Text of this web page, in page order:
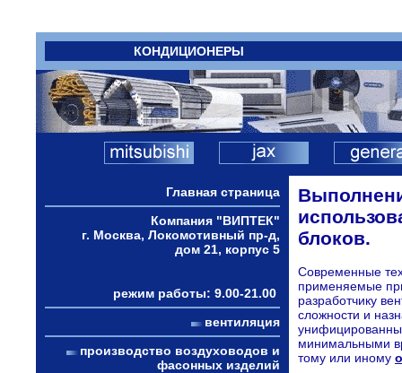
КОНДИЦИОНЕРЫ
Главная страница
Компания "ВИПТЕК"
г. Москва, Локомотивный пр-д,
дом 21, корпус 5
режим работы: 9.00-21.00
вентиляция
производство воздуховодов и
фасонных изделий
блоков.
Современные
применяемые
разработчику
сложности и
минимальными
тому или иному